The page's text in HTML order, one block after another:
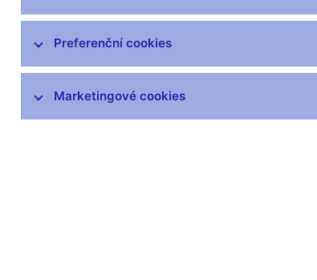
čnBlog
ČNBvlog
ČNBpodcast
Fotogalerie
Preferenční cookies
Marketingové cookies